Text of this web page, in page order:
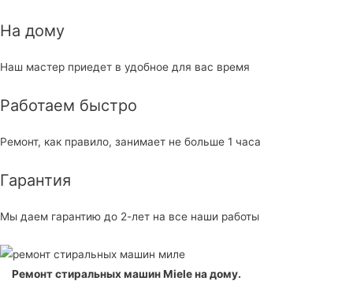
На дому
Наш мастер приедет в удобное для вас время
Работаем быстро
Ремонт, как правило, занимает не больше 1 часа
Гарантия
Мы даем гарантию до 2-лет на все наши работы
Ремонт стиральных машин Mieleна дому.